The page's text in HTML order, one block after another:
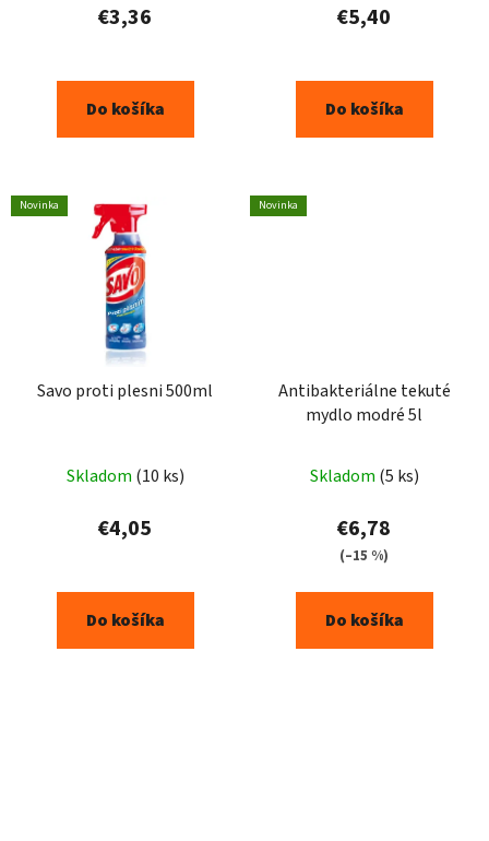
€3,36
Do košíka
€5,40
Do košíka
Novinka
Savo proti plesni 500ml
Skladom (10 ks)
€4,05
Do košíka
Novinka
Antibakteriálne tekuté
mydlo modré 5l
Skladom (5 ks)
€6,78
(–15 %)
Do košíka